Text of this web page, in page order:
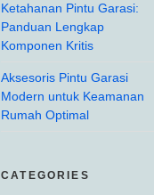
Ketahanan Pintu Garasi:
Panduan Lengkap
Komponen Kritis
Aksesoris Pintu Garasi
Modern untuk Keamanan
Rumah Optimal
CATEGORIES